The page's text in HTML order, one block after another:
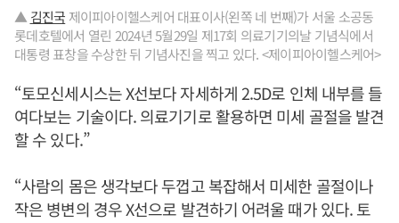
▲김진국 제이피아이헬스케어 대표이사(왼쪽 네 번째)가 서울 소공동
롯데호텔에서 열린 2024년 5월29일 제17회 의료기기의날 기념식에서
대통령 표창을 수상한 뒤 기념사진을 찍고 있다. <제이피아이헬스케어>
“토모신세시스는 X선보다 자세하게 2.5D로 인체 내부를 들
여다보는 기술이다. 의료기기로 활용하면 미세 골절을 발견
할 수 있다.”
“사람의 몸은 생각보다 두껍고 복잡해서 미세한 골절이나
작은 병변의 경우 X선으로 발견하기 어려울 때가 있다. 토